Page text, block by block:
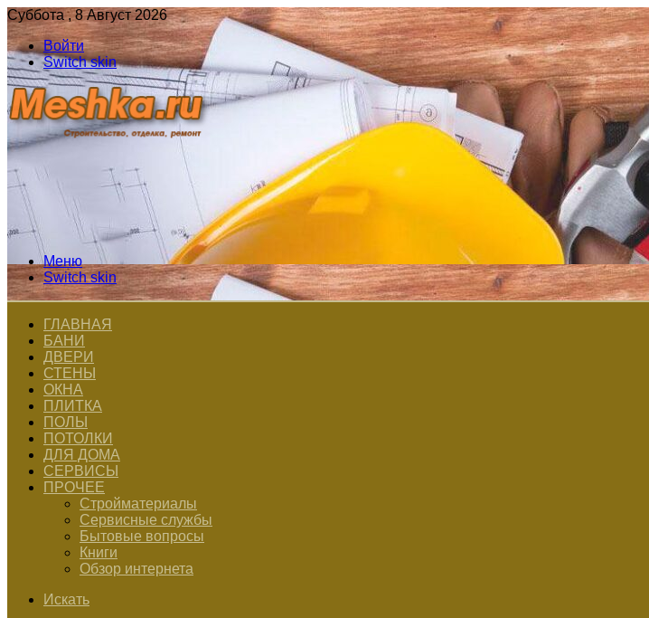
Суббота , 8 Август 2026
Войти
Switch skin
Меню
Switch skin
ГЛАВНАЯ
БАНИ
ДВЕРИ
СТЕНЫ
ОКНА
ПЛИТКА
ПОЛЫ
ПОТОЛКИ
ДЛЯ ДОМА
СЕРВИСЫ
ПРОЧЕЕ
Стройматериалы
Сервисные службы
Бытовые вопросы
Книги
Обзор интернета
Искать